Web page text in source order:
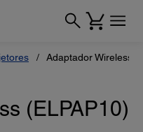
Adaptador Wireless
(ELPAP10)